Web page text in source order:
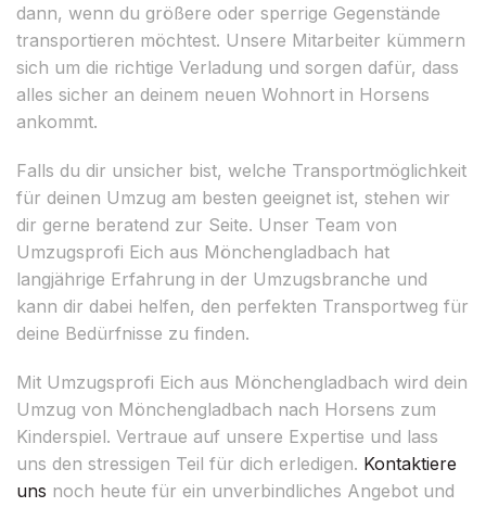
dann, wenn du größere oder sperrige Gegenstände
transportieren möchtest. Unsere Mitarbeiter kümmern
sich um die richtige Verladung und sorgen dafür, dass
alles sicher an deinem neuen Wohnort in Horsens
ankommt.
Falls du dir unsicher bist, welche Transportmöglichkeit
für deinen Umzug am besten geeignet ist, stehen wir
dir gerne beratend zur Seite. Unser Team von
Umzugsprofi Eich aus Mönchengladbach hat
langjährige Erfahrung in der Umzugsbranche und
kann dir dabei helfen, den perfekten Transportweg für
deine Bedürfnisse zu finden.
Mit Umzugsprofi Eich aus Mönchengladbach wird dein
Umzug von Mönchengladbach nach Horsens zum
Kinderspiel. Vertraue auf unsere Expertise und lass
uns den stressigen Teil für dich erledigen. Kontaktiere
uns noch heute für ein unverbindliches Angebot und